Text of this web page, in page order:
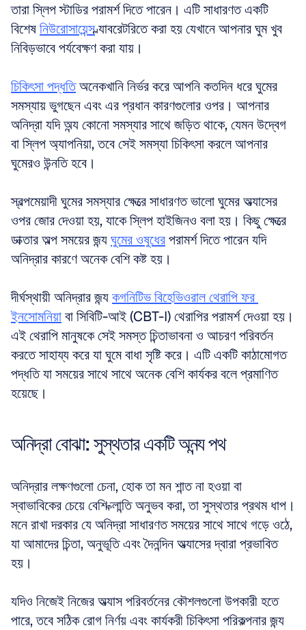
তারা স্লিপ স্টাডির পরামর্শ দিতে পারেন। এটি সাধারণত একটি
বিশেষ নিউরোসায়েন্স ল্যাবরেটরিতে করা হয় যেখানে আপনার ঘুম খুব
নিবিড়ভাবে পর্যবেক্ষণ করা যায়।
চিকিৎসা পদ্ধতি অনেকখানি নির্ভর করে আপনি কতদিন ধরে ঘুমের
সমস্যায় ভুগছেন এবং এর প্রধান কারণগুলোর ওপর। আপনার
অনিদ্রা যদি অন্য কোনো সমস্যার সাথে জড়িত থাকে, যেমন উদ্বেগ
বা স্লিপ অ্যাপনিয়া, তবে সেই সমস্যা চিকিৎসা করলে আপনার
ঘুমেরও উন্নতি হবে।
স্বল্পমেয়াদী ঘুমের সমস্যার ক্ষেত্রে সাধারণত ভালো ঘুমের অভ্যাসের
ওপর জোর দেওয়া হয়, যাকে স্লিপ হাইজিনও বলা হয়। কিছু ক্ষেত্রে
ডাক্তার অল্প সময়ের জন্য ঘুমের ওষুধের পরামর্শ দিতে পারেন যদি
অনিদ্রার কারণে অনেক বেশি কষ্ট হয়।
দীর্ঘস্থায়ী অনিদ্রার জন্য কগনিটিভ বিহেভিওরাল থেরাপি ফর
ইনসোমনিয়া বা সিবিটি-আই (CBT-I) থেরাপির পরামর্শ দেওয়া হয়।
এই থেরাপি মানুষকে সেই সমস্ত চিন্তাভাবনা ও আচরণ পরিবর্তন
করতে সাহায্য করে যা ঘুমে বাধা সৃষ্টি করে। এটি একটি কাঠামোগত
পদ্ধতি যা সময়ের সাথে সাথে অনেক বেশি কার্যকর বলে প্রমাণিত
হয়েছে।
অনিদ্রা বোঝা: সুস্থতার একটি অনন্য পথ
অনিদ্রার লক্ষণগুলো চেনা, হোক তা মন শান্ত না হওয়া বা
স্বাভাবিকের চেয়ে বেশি ক্লান্তি অনুভব করা, তা সুস্থতার প্রথম ধাপ।
মনে রাখা দরকার যে অনিদ্রা সাধারণত সময়ের সাথে সাথে গড়ে ওঠে,
যা আমাদের চিন্তা, অনুভূতি এবং দৈনন্দিন অভ্যাসের দ্বারা প্রভাবিত
হয়।
যদিও নিজেই নিজের অভ্যাস পরিবর্তনের কৌশলগুলো উপকারী হতে
পারে, তবে সঠিক রোগ নির্ণয় এবং কার্যকরী চিকিৎসা পরিকল্পনার জন্য